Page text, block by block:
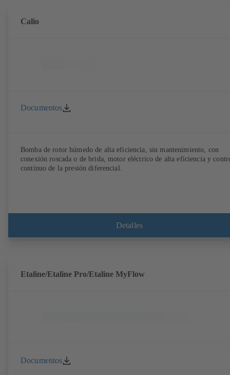
Calio
Documentos
Bomba de rotor húmedo de alta eficiencia, sin mantenimiento, con
conexión roscada o de brida, motor eléctrico de alta eficiencia y
continuo de la presión diferencial.
Detalles
Etaline/Etaline Pro/Etaline MyFlow
Documentos